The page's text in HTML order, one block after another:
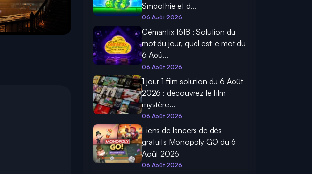
Smoothie et d...
06 Août 2026
Cémantix 1618 : Solution du
mot du jour, quel est le mot du
6 Aoû...
06 Août 2026
1 jour 1 film solution du 6 Août
2026 : découvrez le film
mystère...
06 Août 2026
Liens de lancers de dés
gratuits Monopoly GO du 6
Août 2026
06 Août 2026